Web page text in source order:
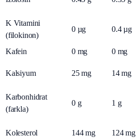
K Vitamini
(filokinon)
0 µg 0.4 µg
Kafein 0 mg 0 mg
Kalsiyum 25 mg 14 mg
Karbonhidrat
(farkla)
0 g 1 g
Kolesterol 144 mg 124 mg